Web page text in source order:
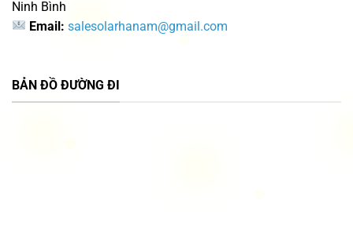
Ninh Bình
Email: salesolarhanam@gmail.com
BẢN ĐỒ ĐƯỜNG ĐI